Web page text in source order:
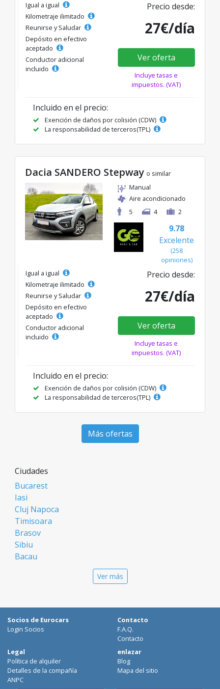
Igual a igual
Kilometraje ilimitado
Reunirse y Saludar
Depósito en efectivo
aceptado
Conductor adicional
incluido
Precio desde:
27€/día
Ver oferta
Incluye tasas e
impuestos. (VAT)
Incluido en el precio:
Exención de daños por colisión (CDW)
La responsabilidad de terceros(TPL)
Dacia SANDERO Stepway o similar
Manual
Aire acondicionado
5
4 2
9.78
Excelente
(258
opiniones)
Igual a igual
Kilometraje ilimitado
Reunirse y Saludar
Depósito en efectivo
aceptado
Conductor adicional
incluido
Precio desde:
27€/día
Ver oferta
Incluye tasas e
impuestos. (VAT)
Incluido en el precio:
Exención de daños por colisión (CDW)
La responsabilidad de terceros(TPL)
Más ofertas
Ciudades
Bucarest
Iasi
Cluj Napoca
Timisoara
Brasov
Sibiu
Bacau
Galati
Suceava
Focsani
Targoviste
Ploiesti
Craiova
Ver más
Socios de Eurocars
Login Socios
Contacto
F.A.Q.
Contacto
Legal
Política de alquiler
Detalles de la compañía
ANPC
enlazar
Blog
Mapa del sitio